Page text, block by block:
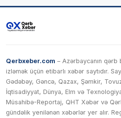
Qerbxeber.com – Azərbaycanın
izləmək üçün etibarlı xəbər saytıdır.
Gədəbəy, Gəncə, Qazax, Şəmkir,
İqtisadiyyat, Dünya, Elm və
Müsahibə-Reportaj, QHT Xəbər və
gündəlik yenilənən xəbərlər yer alır.